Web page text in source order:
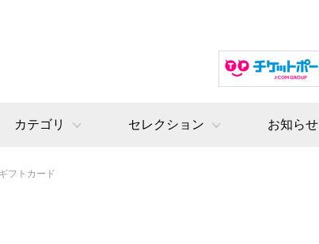
カテゴリ セレクション お知らせ
フトカード